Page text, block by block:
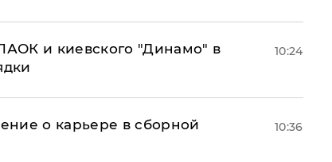
и киевского "Динамо" в
10:24
о карьере в сборной 10:36